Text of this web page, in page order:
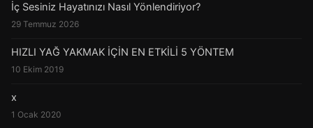
İç Sesiniz Hayatınızı Nasıl Yönlendiriyor?
29 Temmuz 2026
HIZLI YAĞ YAKMAK İÇİN EN ETKİLİ 5 YÖNTEM
10 Ekim 2019
x
1 Ocak 2020